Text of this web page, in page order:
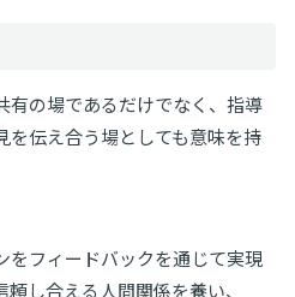
有の場であるだけでなく、指導
を伝え合う場としても意味を持
をフィードバックを通じて実現
し合える人間関係を養い、